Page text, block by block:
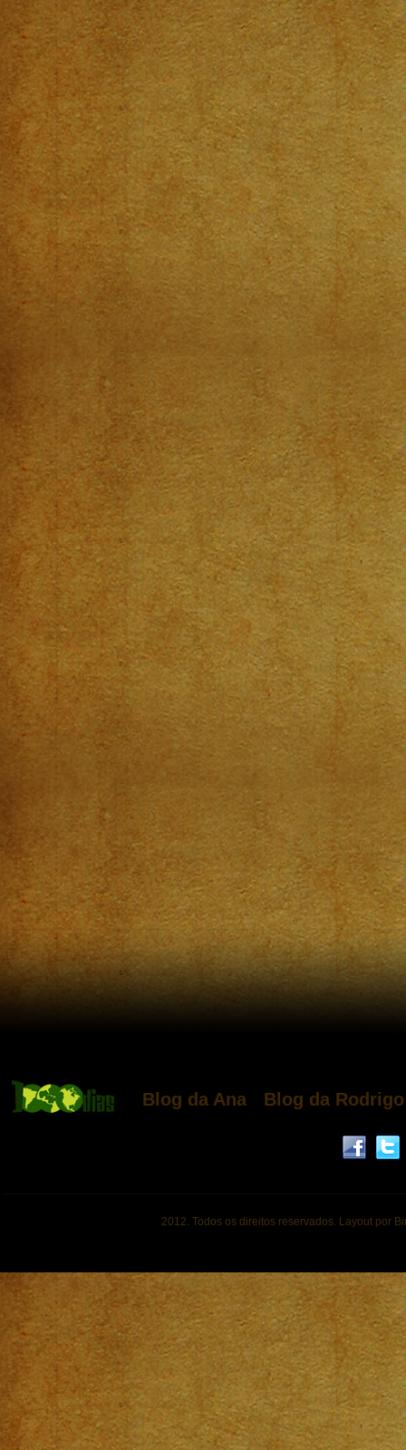
Blog da Ana Blog da Rodrigo
2012. Todos os direitos reservados. Layout por